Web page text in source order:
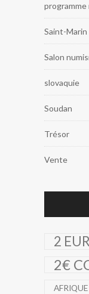
programme
Saint-Marin
Salon
slovaquie
Soudan
Trésor
Vente
2
2€
AFRIQUE